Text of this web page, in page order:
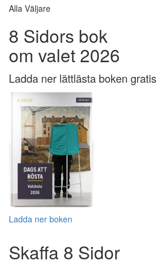
Alla Väljare
8 Sidors bok
om valet 2026
Ladda ner lättlästa boken gratis
Ladda ner boken
Skaffa 8 Sidor